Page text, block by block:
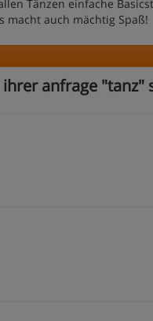
Tänzen einfache
macht auch mächtig Spaß!
anfrage "tanz"